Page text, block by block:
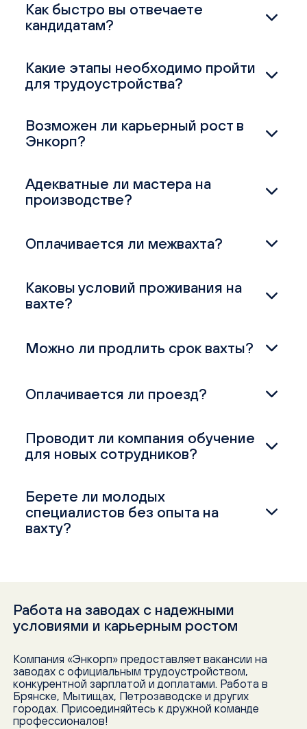
Как быстро вы отвечаете
кандидатам?
Какие этапы необходимо пройти
для трудоустройства?
Возможен ли карьерный рост в
Энкорп?
Адекватные ли мастера на
производстве?
Оплачивается ли межвахта?
Каковы условий проживания на
вахте?
Можно ли продлить срок вахты?
Оплачивается ли проезд?
Проводит ли компания обучение
для новых сотрудников?
Берете ли молодых
специалистов без опыта на
вахту?
Работа на заводах с надежными
условиями и карьерным ростом
Компания «Энкорп» предоставляет вакансии на
заводах с официальным трудоустройством,
конкурентной зарплатой и доплатами. Работа в
Брянске, Мытищах, Петрозаводске и других
городах. Присоединяйтесь к дружной команде
профессионалов!